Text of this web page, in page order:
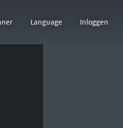
Language Inloggen